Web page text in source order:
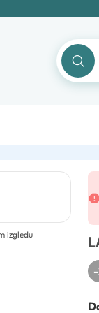
izgledu
-